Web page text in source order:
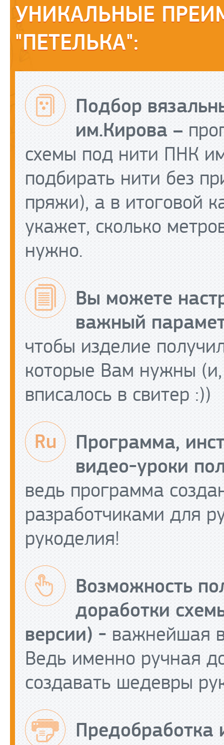
УНИКАЛЬНЫЕ
"ПЕТЕЛЬКА":
Подбор
им.Кирова –
схемы под нити ПНК
подбирать нити без
пряжи), а в итоговой
укажет, сколько
нужно.
Вы можете
важный
чтобы изделие
которые Вам нужны
вписалось в свитер :))
Программа,
видео-уроки
ведь программа
разработчиками для
рукоделия!
Возможность
доработки
версии) - важнейшая
Ведь именно ручная
создавать шедевры
Предобработка